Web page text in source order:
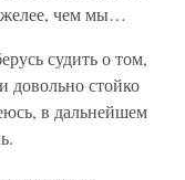
чем мы…
судить о том,
довольно стойко
в дальнейшем